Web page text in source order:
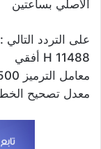
الأصلي بساعتين
على التردد التالي :
H 11488 أفقي
معامل الترميز 27500
معدل تصحيح الخطأ 5/